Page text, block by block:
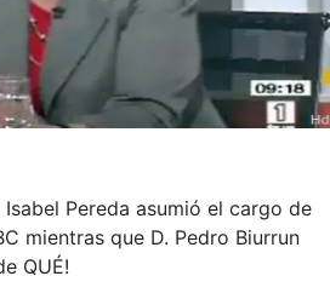
Pereda asumió el cargo de
mientras que D. Pedro Biurrun
QUÉ!